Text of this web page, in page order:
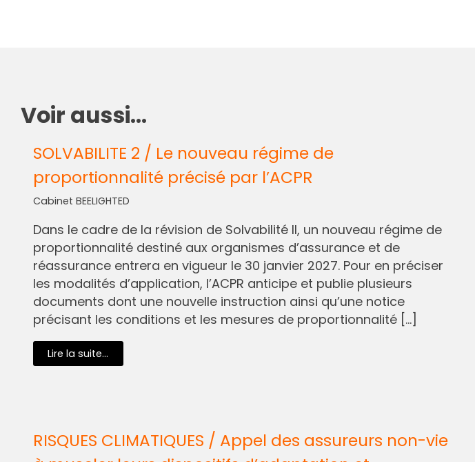
Voir aussi...
SOLVABILITE 2 / Le nouveau régime de
proportionnalité précisé par l’ACPR
Cabinet BEELIGHTED
Dans le cadre de la révision de Solvabilité II, un nouveau régime de
proportionnalité destiné aux organismes d’assurance et de
réassurance entrera en vigueur le 30 janvier 2027. Pour en préciser
les modalités d’application, l’ACPR anticipe et publie plusieurs
documents dont une nouvelle instruction ainsi qu’une notice
précisant les conditions et les mesures de proportionnalité […]
Lire la suite...
RISQUES CLIMATIQUES / Appel des assureurs non-vie